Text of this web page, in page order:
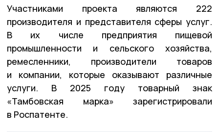
Участниками проекта являются 222
производителя и представителя сферы услуг.
В их числе предприятия пищевой
промышленности и сельского хозяйства,
ремесленники, производители товаров
и компании, которые оказывают различные
услуги. В 2025 году товарный знак
«Тамбовская марка» зарегистрировали
в Роспатенте.